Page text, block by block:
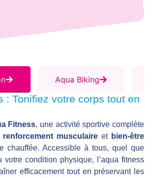
Aqua Biking
: Tonifiez votre corps tout en
Fitness, une activité sportive complète
renforcement musculaire et bien-être
chauffée. Accessible à tous, quel que
votre condition physique, l’aqua fitness
efficacement tout en préservant les